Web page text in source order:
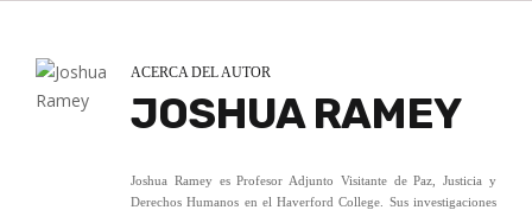
ACERCA DEL AUTOR
JOSHUA RAMEY
Joshua Ramey es Profesor Adjunto Visitante de Paz, Justicia y
Derechos Humanos en el Haverford College. Sus investigaciones